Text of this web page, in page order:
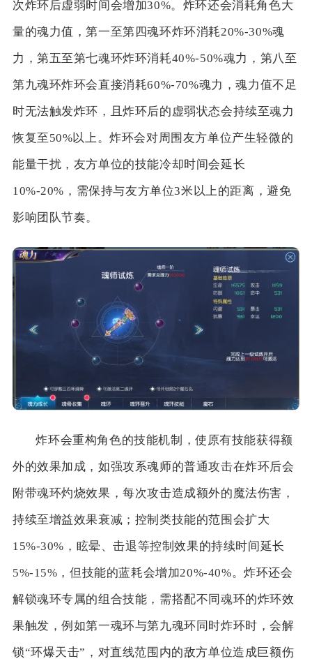
次炸环后虚弱时间会增加30%。炸环还会消耗角色大
量的魂力值，第一至第四魂环炸环消耗20%-30%魂
力，第五至第七魂环炸环消耗40%-50%魂力，第八至
第九魂环炸环会直接消耗60%-70%魂力，魂力值不足
时无法触发炸环，且炸环后的虚弱状态会持续至魂力
恢复至50%以上。炸环会对周围友方单位产生轻微的
能量干扰，友方单位的技能冷却时间会延长
10%-20%，需保持与友方单位3米以上的距离，避免
影响团队节奏。
炸环会重构角色的技能机制，使原有技能获得额
外的效果加成，如强攻系魂师的普通攻击在炸环后会
附带魂环灼烧效果，每次攻击造成额外的魔法伤害，
持续至增益效果衰减；控制类技能的范围会扩大
15%-30%，眩晕、击退等控制效果的持续时间延长
5%-15%，但技能的蓝耗会增加20%-40%。炸环还会
解锁魂环专属的组合技能，需搭配不同魂环的炸环效
果触发，例如第一魂环与第九魂环同时炸环时，会解
锁“环爆天击”，对直线范围内的敌方单位造成巨额伤